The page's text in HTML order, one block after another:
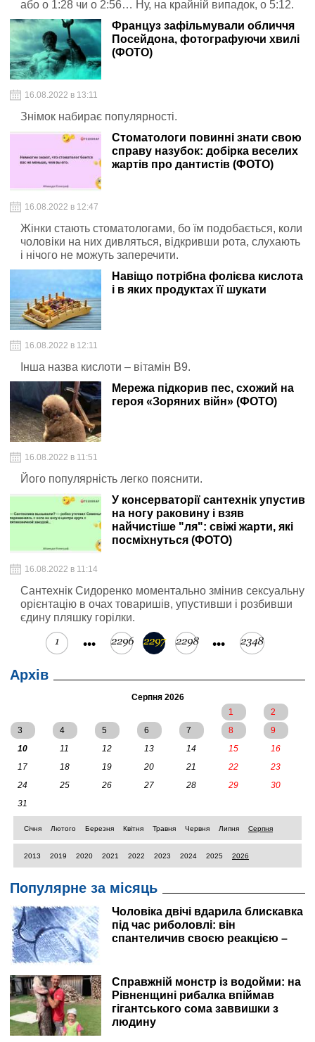
або о 1:28 чи о 2:56… Ну, на крайній випадок, о 5:12.
Француз зафільмували обличчя
Посейдона, фотографуючи хвилі
(ФОТО)
16.08.2022 в 13:11
Знімок набирає популярності.
Стоматологи повинні знати свою
справу назубок: добірка веселих
жартів про дантистів (ФОТО)
16.08.2022 в 12:47
Жінки стають стоматологами, бо їм подобається, коли
чоловіки на них дивляться, відкривши рота, слухають
і нічого не можуть заперечити.
Навіщо потрібна фолієва кислота
і в яких продуктах її шукати
16.08.2022 в 12:11
Інша назва кислоти – вітамін В9.
Мережа підкорив пес, схожий на
героя «Зоряних війн» (ФОТО)
16.08.2022 в 11:51
Його популярність легко пояснити.
У консерваторії сантехнік упустив
на ногу раковину і взяв
найчистіше "ля": свіжі жарти, які
посміхнуться (ФОТО)
16.08.2022 в 11:14
Сантехнік Сидоренко моментально змінив сексуальну
орієнтацію в очах товаришів, упустивши і розбивши
єдину пляшку горілки.
1
••• 2296 2297 2298 ••• 2348
Архів
Серпня 2026
1
2
3
4 5 6 7 8
9
10
11 12 13 14 15
16
17
18 19 20 21 22
23
24
25 26 27 28 29
30
31
Січня Лютого Березня Квітня Травня Червня Липня Серпня
2013 2019 2020 2021 2022 2023 2024 2025 2026
Популярне за місяць
Чоловіка двічі вдарила блискавка
під час риболовлі: він
спантеличив своєю реакцією –
Справжній монстр із водойми: на
Рівненщині рибалка впіймав
гігантського сома заввишки з
людину